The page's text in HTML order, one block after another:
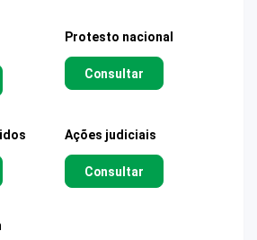
Protesto nacional
Consultar
Ações judiciais
Consultar